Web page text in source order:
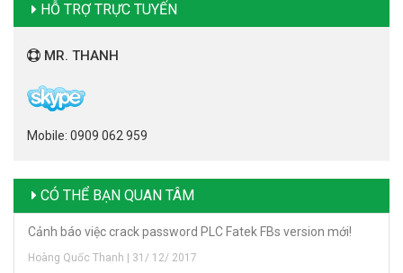
HỖ TRỢ TRỰC TUYẾN
MR. THANH
Mobile: 0909 062 959
CÓ THỂ BẠN QUAN TÂM
Cảnh báo việc crack password PLC Fatek FBs version mới!
Hoàng Quốc Thanh | 31/ 12/ 2017